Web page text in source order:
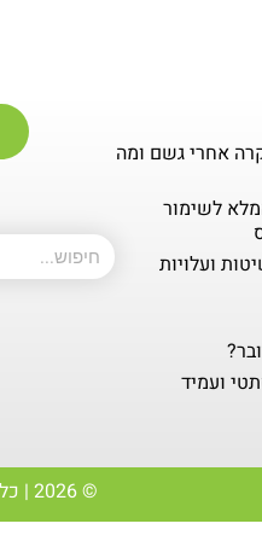
אחרי גשם ומה
לשימור
ועלויות
ועמיד
© 2026 | כל הזכויות שמורות | שוהם טכנולוגיות